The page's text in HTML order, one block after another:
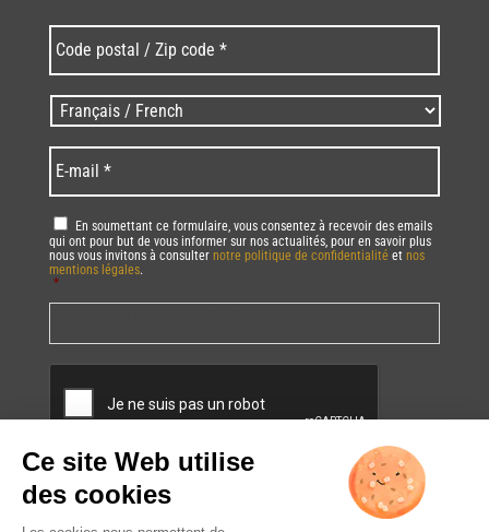
postal
/
Zip
code
* *
Langues
/
Language *
mail *
RGPD *
En soumettant ce formulaire, vous consentez à recevoir des emails
qui ont pour but de vous informer sur nos actualités, pour en savoir plus
nous vous invitons à consulter notre politique de confidentialité et nos
mentions légales.
*